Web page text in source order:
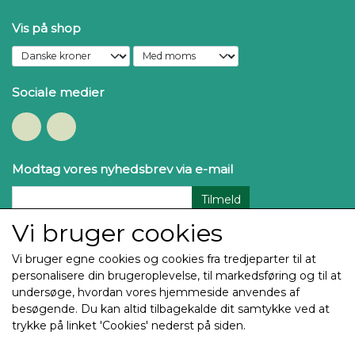
Vis på shop
Sociale medier
Modtag vores nyhedsbrev via e-mail
Tilmeld
Copyright Thehøj Guldtryk & Rosetter ApS 2025
Vi bruger cookies
Vi bruger egne cookies og cookies fra tredjeparter til at
personalisere din brugeroplevelse, til markedsføring og til at
undersøge, hvordan vores hjemmeside anvendes af
besøgende. Du kan altid tilbagekalde dit samtykke ved at
trykke på linket 'Cookies' nederst på siden.